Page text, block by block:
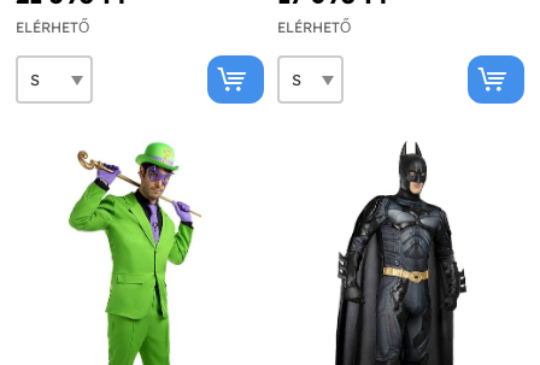
ELÉRHETŐ ELÉRHETŐ